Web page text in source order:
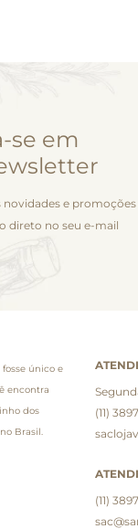
se em
novidades e promoções
direto no seu e-mail
único e
encontra
dos
Brasil.
(11)
(11)